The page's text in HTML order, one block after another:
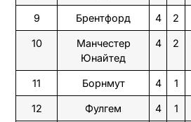
9 Брентфорд 4 2
10
Манчестер
Юнайтед
4 2
11 Борнмут 4 1
12 Фулгем 4 1